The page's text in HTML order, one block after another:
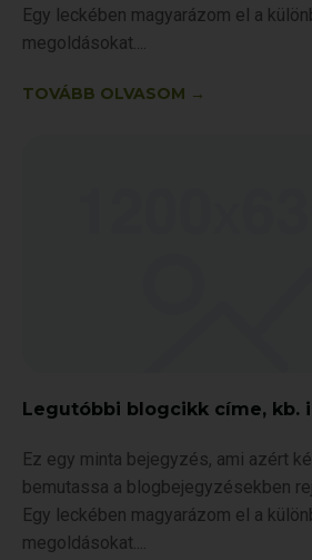
Egy leckében magyarázom el a
megoldásokat.
TOVÁBB OLVASOM →
Legutóbbi blogcikk címe, kb.
Ez egy minta bejegyzés, ami azért
bemutassa a blogbejegyzésekben
Egy leckében magyarázom el a
megoldásokat.